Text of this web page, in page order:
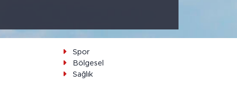
Spor
Bölgesel
Sağlık